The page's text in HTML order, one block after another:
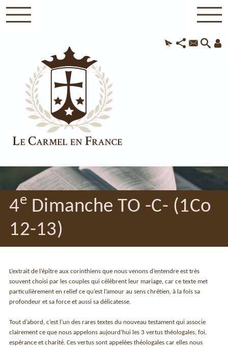
4eDimanche TO -C- (1Co
12-13)
L’extrait de l’épître aux corinthiens que nous venons d’entendre est très
souvent choisi par les couples qui célèbrent leur mariage, car ce texte met
particulièrement en relief ce qu’est l’amour au sens chrétien, à la fois sa
profondeur et sa force et aussi sa délicatesse.
Tout d’abord, c’est l’un des rares textes du nouveau testament qui associe
clairement ce que nous appelons aujourd’hui les 3 vertus théologales, foi,
espérance et charité. Ces vertus sont appelées théologales car elles nous